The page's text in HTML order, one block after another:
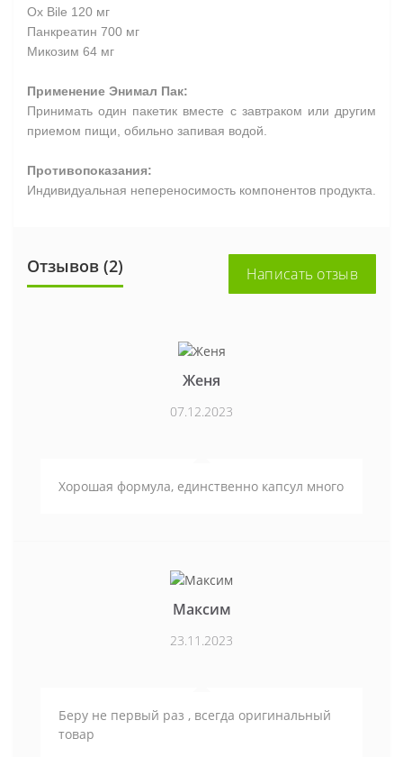
Ox Bile 120 мг
Панкреатин 700 мг
Микозим 64 мг
Применение Энимал Пак:
Принимать один пакетик вместе с завтраком или другим
приемом пищи, обильно запивая водой.
Противопоказания:
Индивидуальная непереносимость компонентов продукта.
Отзывов (2) Написать отзыв
Женя
07.12.2023
Хорошая формула, единственно капсул много
Максим
23.11.2023
Беру не первый раз , всегда оригинальный
товар